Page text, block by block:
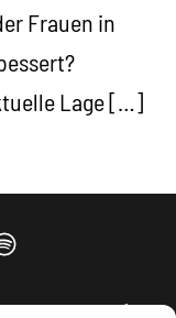
Frauen in
Lage […]